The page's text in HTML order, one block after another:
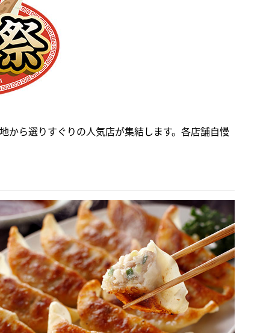
から選りすぐりの人気店が集結します。各店舗自慢